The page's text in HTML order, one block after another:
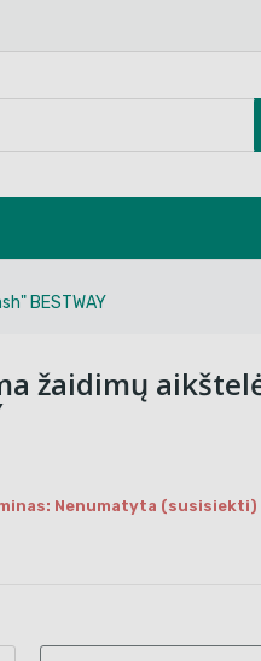
BESTWAY
žaidimų
Nenumatyta (susisiekti)